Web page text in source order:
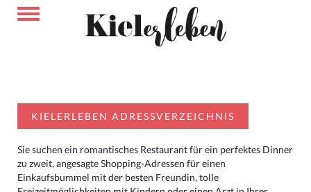
KIELERLEBEN ADRESSVERZEICHNIS
Sie suchen ein romantisches Restaurant für ein perfektes Dinner
zu zweit, angesagte Shopping-Adressen für einen
Einkaufsbummel mit der besten Freundin, tolle